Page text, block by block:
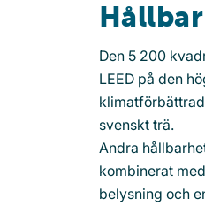
Den 5 200
LEED på den
svenskt trä.
Andra
kombinerat
belysning och